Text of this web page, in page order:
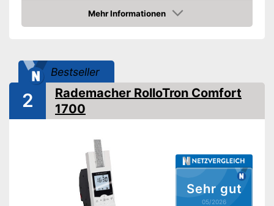
Produkteigenschaften
Zuggewicht maximal
27 kg
Geräuscharm
Vorteile
Ist besonders geräuscharm
Amazon Lieferzeit
Mehr Informationen
Amazon
Bestseller
Sehr gut
05/2026
2
Rademacher RolloTron Comfort
1700